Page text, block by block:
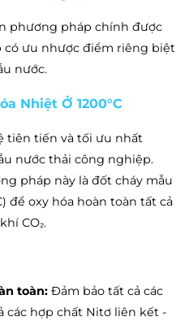
phương pháp chính được
ưu nhược điểm riêng biệt
nước.
Nhiệt Ở 1200°C
tiên tiến và tối ưu nhất
nước thải công nghiệp.
pháp này là đốt cháy mẫu
để oxy hóa hoàn toàn tất cả
CO₂.
toàn: Đảm bảo tất cả các
các hợp chất Nitơ liên kết -